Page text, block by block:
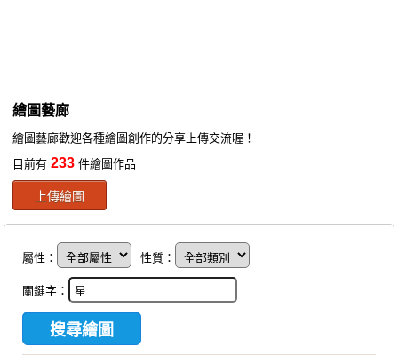
攤位轉讓區
會員功能選單
會員中心
註冊會員
登入
繪圖藝廊
繪圖藝廊歡迎各種繪圖創作的分享上傳交流喔！
目前有233 件繪圖作品
上傳繪圖
屬性： 性質：
關鍵字：